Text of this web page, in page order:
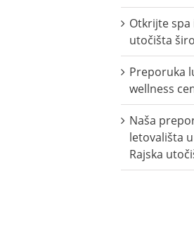
Otkrijte spa
utočišta
Preporuka
wellness
Naša
letovališta
Rajska